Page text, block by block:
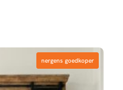
nergens goedkoper
nergens goedkoper